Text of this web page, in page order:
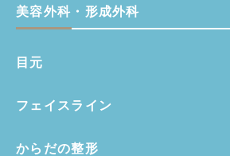
美容外科・形成外科
目元
フェイスライン
からだの整形